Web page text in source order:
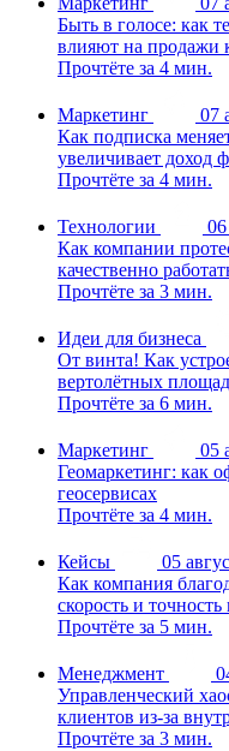
Быть в голосе: как
влияют на продажи
Прочтёте за 4 мин.
Маркетинг
07
Как подписка
увеличивает доход
Прочтёте за 4 мин.
Технологии
06
Как компании
качественно
Прочтёте за 3 мин.
Идеи для бизнеса
От винта! Как
вертолётных
Прочтёте за 6 мин.
Маркетинг
05
Геомаркетинг: как
геосервисах
Прочтёте за 4 мин.
Кейсы
05
Как компания
скорость и точность
Прочтёте за 5 мин.
Менеджмент
Управленческий
клиентов из-за
Прочтёте за 3 мин.